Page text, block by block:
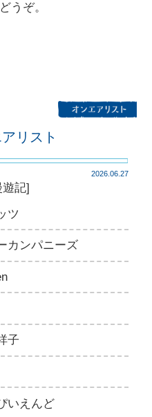
うぞ。
リスト
2026.06.27
記]
ツ
カンパニーズ
子
いえんど